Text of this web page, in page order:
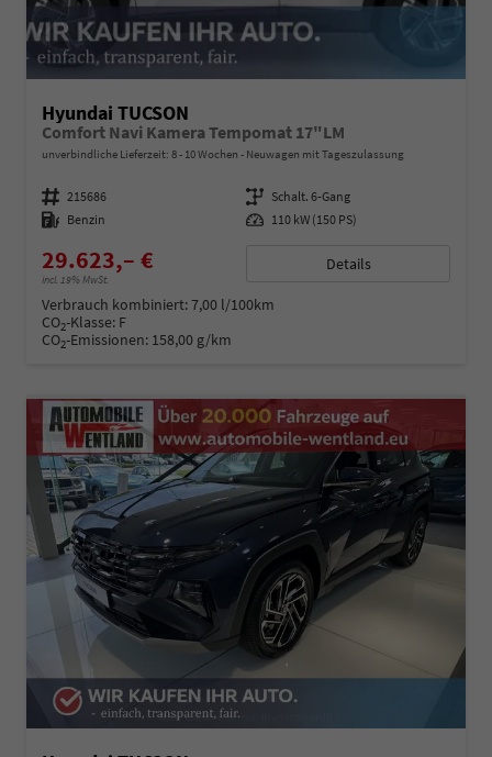
Hyundai TUCSON
Comfort Navi Kamera Tempomat 17"LM
unverbindliche Lieferzeit: 8 - 10 Wochen Neuwagen mit Tageszulassung
Fahrzeugnummer 215686 Getriebe Schalt. 6-Gang
Kraftstoff Benzin Leistung 110 kW (150 PS)
29.623,– €
incl. 19% MwSt.
Details
Verbrauch kombiniert:7,00 l/100km
CO2-Klasse: F
CO2-Emissionen: 158,00 g/km